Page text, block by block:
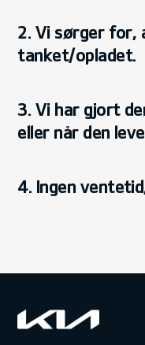
2. Vi sørger for,
tanket/opladet.
3. Vi har gjort
eller når den
4. Ingen